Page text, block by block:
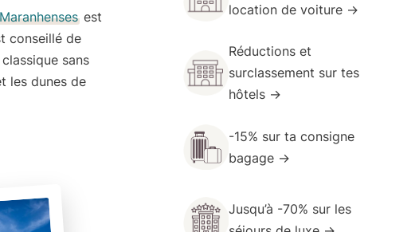
est
conseillé de
sans
les dunes de
location de voiture →
Réductions et
surclassement sur tes
hôtels →
-15% sur taconsigne
bagage →
Jusqu’à -70% sur les